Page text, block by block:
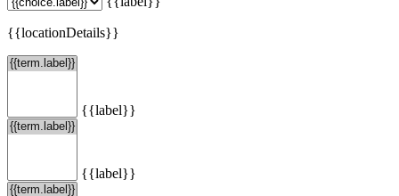
{{locationDetails}}
{{label}}
{{label}}